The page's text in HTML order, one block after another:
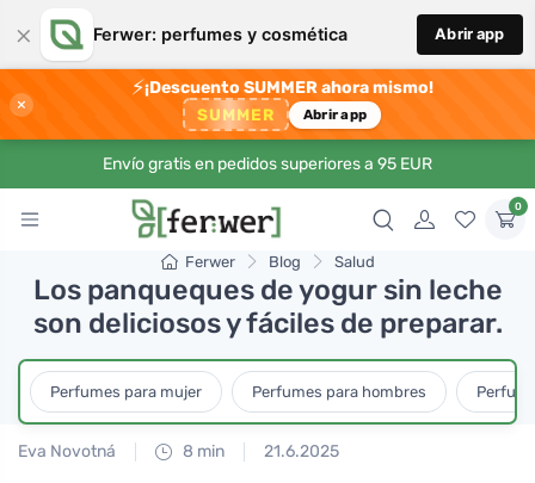
× Ferwer: perfumes y cosmética Abrir app
×
⚡¡Descuento SUMMER ahora mismo!
SUMMER Abrir app
Envío gratis en pedidos superiores a 95 EUR
0
Ferwer Blog Salud
Los panqueques de yogur sin leche
son deliciosos y fáciles de preparar.
Perfumes para mujer Perfumes para hombres
Eva Novotná 8 min 21.6.2025